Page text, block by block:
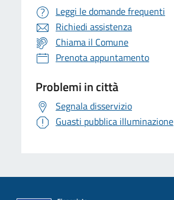
Leggi le domande frequenti
Richiedi assistenza
Chiama il Comune
Prenota appuntamento
Problemi in città
Segnala disservizio
Guasti pubblica illuminazione